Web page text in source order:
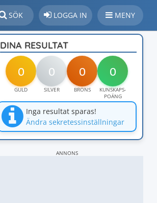
SÖK LOGGA IN MENY
DINA RESULTAT
0 0 0 0
GULD SILVER BRONS
KUNSKAPS-
POÄNG
Inga resultat sparas!
Ändra sekretessinställningar
ANNONS